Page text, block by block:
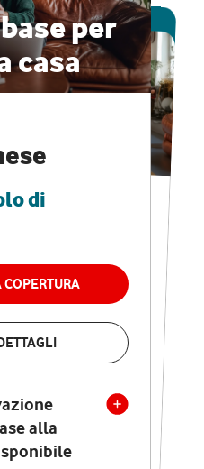
per
casa
di
alla
ONLINE
veloce e
speciali
+ VODAFONE CLUB
LA COPERTURA
attivazione
in base alla
disponibile